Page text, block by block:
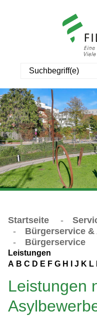
Startseite -
-
Bürgerservice
-
Bürgerservice
Leistungen
A B C D E F G H J K L
Leistungen